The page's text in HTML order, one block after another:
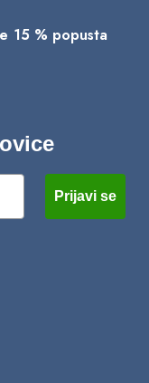
15 % popusta
Prijavi se